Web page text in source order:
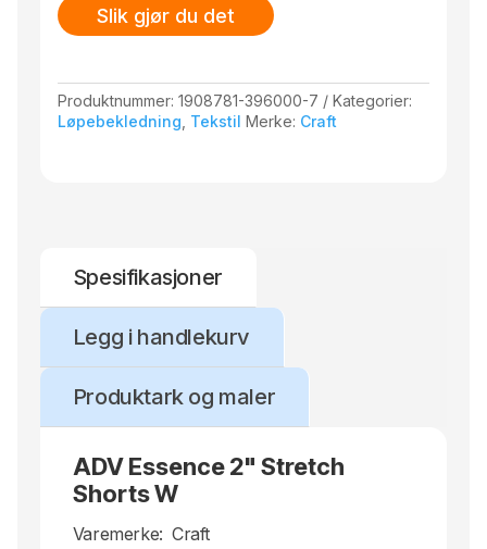
Slik gjør du det
Produktnummer:1908781-396000-7
Kategorier:
Løpebekledning Tekstil Merke: Craft
Spesifikasjoner
Legg i handlekurv
Produktark og maler
ADV Essence 2" Stretch
Shorts W
Varemerke: Craft